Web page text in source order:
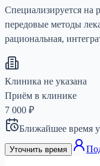
Специализируется на
передовые методы
рациональная,
Клиника не указана
Приём в клинике
7 000 ₽
Ближайшее время
Уточнить время